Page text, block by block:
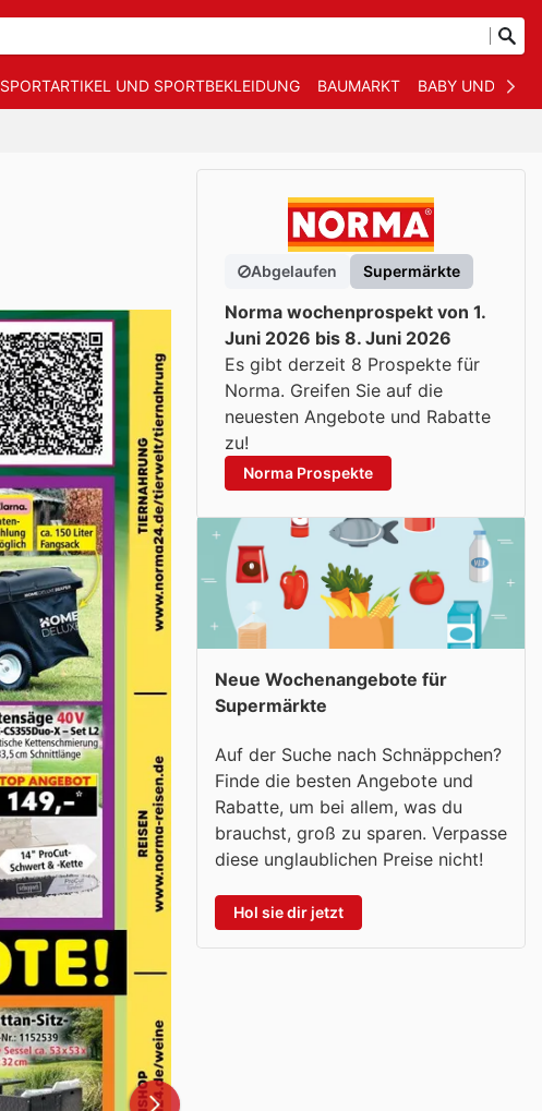
SPORTARTIKEL UND SPORTBEKLEIDUNG BAUMARKT BABY UND KIND
Abgelaufen Supermärkte
Norma wochenprospekt von 1.
Juni 2026 bis 8. Juni 2026
Es gibt derzeit 8 Prospekte für
Norma. Greifen Sie auf die
neuesten Angebote und Rabatte
zu!
Norma Prospekte
Neue Wochenangebote für
Supermärkte
Auf der Suche nach Schnäppchen?
Finde die besten Angebote und
Rabatte, um bei allem, was du
brauchst, groß zu sparen. Verpasse
diese unglaublichen Preise nicht!
Hol sie dir jetzt